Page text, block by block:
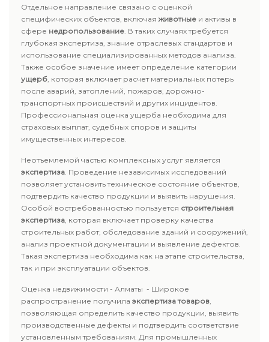
Отдельное направление связано с оценкой
специфических объектов, включаяживотные и активы в
сфере недропользование. В таких случаях требуется
глубокая экспертиза, знание отраслевых стандартов и
использование специализированных методов анализа.
Также особое значение имеет определение категории
ущерб, которая включает расчет материальных потерь
после аварий, затоплений, пожаров, дорожно-
транспортных происшествий и других инцидентов.
Профессиональная оценка ущерба необходима для
страховых выплат, судебных споров и защиты
имущественных интересов.
Неотъемлемой частью комплексных услуг является
экспертиза. Проведение независимых исследований
позволяет установить техническое состояние объектов,
подтвердить качество продукции и выявить нарушения.
Особой востребованностью пользуется строительная
экспертиза, которая включает проверку качества
строительных работ, обследование зданий и сооружений,
анализ проектной документации и выявление дефектов.
Такая экспертиза необходима как на этапе строительства,
так и при эксплуатации объектов.
Оценка недвижимости - Алматы - Широкое
распространение получила экспертиза товаров,
позволяющая определить качество продукции, выявить
производственные дефекты и подтвердить соответствие
установленным требованиям. Для промышленных